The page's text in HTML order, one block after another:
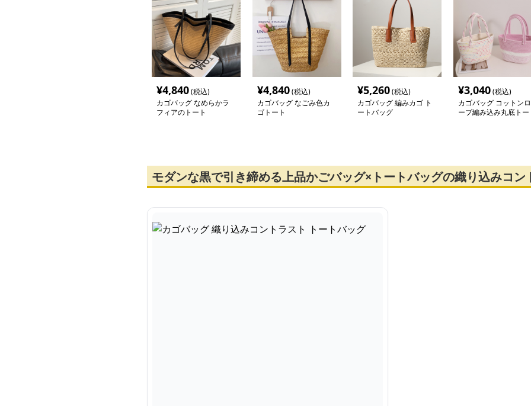
¥4,840(税込)
カゴバッグ なめらかラ
フィアのトート
¥4,840(税込)
カゴバッグ なごみ色カ
ゴトート
¥5,260(税込)
カゴバッグ 編みカゴ ト
ートバッグ
¥3,040(税込)
カゴバッグ コットンロ
ープ編み込み丸底トー
モダンな黒で引き締める上品かごバッグ×トートバッグの織り込みコン